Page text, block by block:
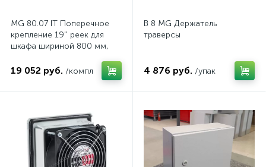
MG 80.07 IT Поперечное
крепление 19'' реек для
шкафа шириной 800 мм,
19 052 руб. /компл
B 8 MG Держатель
траверсы
4 876 руб. /упак